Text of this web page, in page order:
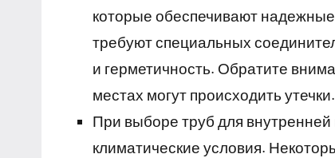
которые обеспечивают
требуют специальных
и герметичность. Обратите
местах могут происходить утечки.
При выборе труб для
климатические условия.